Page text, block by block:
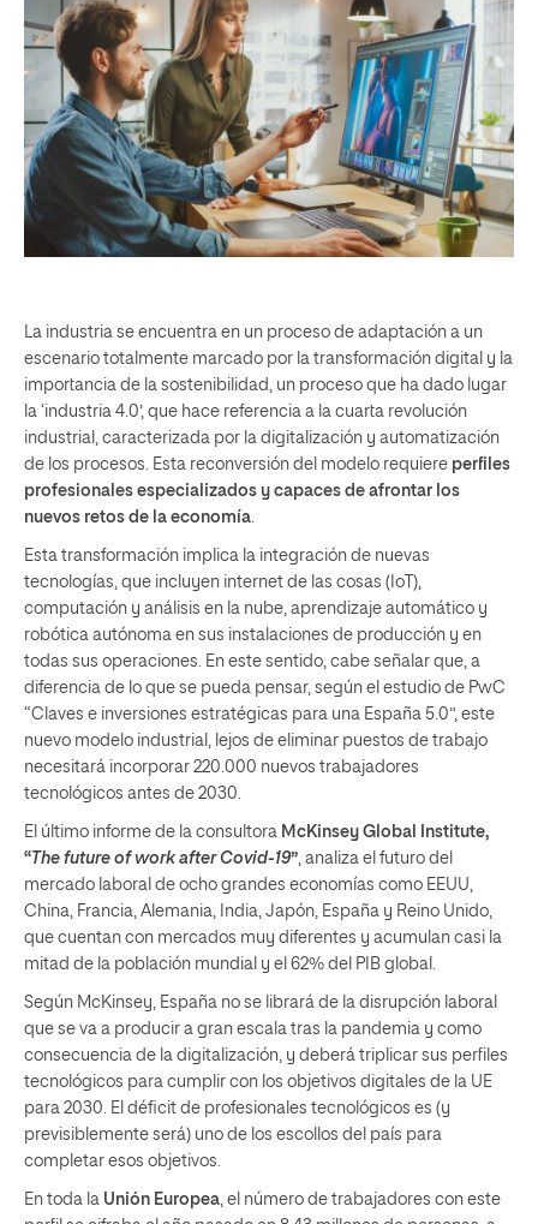
La industria se encuentra en un proceso de adaptación a un
escenario totalmente marcado por la transformación digital y la
importancia de la sostenibilidad, un proceso que ha dado lugar
la ‘industria 4.0’, que hace referencia a la cuarta revolución
industrial, caracterizada por la digitalización y automatización
de los procesos. Esta reconversión del modelo requiere perfiles
profesionales especializados y capaces de afrontar los
nuevos retos de la economía.
Esta transformación implica la integración de nuevas
tecnologías, que incluyen internet de las cosas (IoT),
computación y análisis en la nube, aprendizaje automático y
robótica autónoma en sus instalaciones de producción y en
todas sus operaciones. En este sentido, cabe señalar que, a
diferencia de lo que se pueda pensar, según el estudio de PwC
“Claves e inversiones estratégicas para una España 5.0”, este
nuevo modelo industrial, lejos de eliminar puestos de trabajo
necesitará incorporar 220.000 nuevos trabajadores
tecnológicos antes de 2030.
El último informe de la consultora McKinsey Global Institute,
“The future of work after Covid-19”, analiza el futuro del
mercado laboral de ocho grandes economías como EEUU,
China, Francia, Alemania, India, Japón, España y Reino Unido,
que cuentan con mercados muy diferentes y acumulan casi la
mitad de la población mundial y el 62% del PIB global.
Según McKinsey, España no se librará de la disrupción laboral
que se va a producir a gran escala tras la pandemia y como
consecuencia de la digitalización, y deberá triplicar sus perfiles
tecnológicos para cumplir con los objetivos digitales de la UE
para 2030. El déficit de profesionales tecnológicos es (y
previsiblemente será) uno de los escollos del país para
completar esos objetivos.
En toda la Unión Europea, el número de trabajadores con este